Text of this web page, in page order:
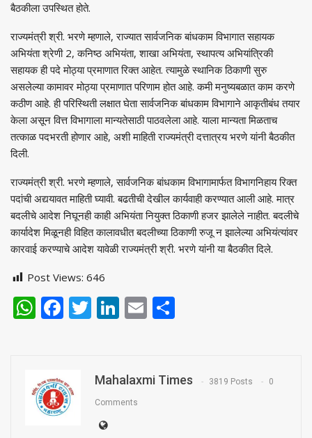
बैठकीला उपस्थित होते.
राज्यमंत्री श्री. भरणे म्हणाले, राज्यात सार्वजनिक बांधकाम विभागात सहायक
अभियंता श्रेणी 2, कनिष्ठ अभियंता, शाखा अभियंता, स्थापत्य अभियांत्रिकी
सहायक ही पदे मोठ्या प्रमाणात रिक्त आहेत. त्यामुळे स्थानिक ठिकाणी सुरु
असलेल्या कामावर मोठ्या प्रमाणात परिणाम होत आहे. कमी मनुष्यबळात काम करणे
कठीण आहे. ही परिस्थिती लक्षात घेता सार्वजनिक बांधकाम विभागाने आकृतीबंध तयार
केला असून वित्त विभागाला मान्यतेसाठी पाठवलेला आहे. याला मान्यता मिळताच
तत्काळ पदभरती होणार आहे, अशी माहिती राज्यमंत्री दत्तात्रय भरणे यांनी बैठकीत
दिली.
राज्यमंत्री श्री. भरणे म्हणाले, सार्वजनिक बांधकाम विभागामार्फत विभागनिहाय रिक्त
पदांची अद्ययावत माहिती घ्यावी. बढतीची देखील कार्यवाही करण्यात आली आहे. मात्र
बदलीचे आदेश निघूनही काही अभियंता नियुक्त ठिकाणी हजर झालेले नाहीत. बदलीचे
कार्यादेश मिळूनही विहित कालावधीत बदलीच्या ठिकाणी रुजू न झालेल्या अभियंत्यांवर
कारवाई करण्याचे आदेश यावेळी राज्यमंत्री श्री. भरणे यांनी या बैठकीत दिले.
Post Views: 646
WhatsApp
Facebook
Twitter
LinkedIn
Email
Mahalaxmi Times 3819 Posts 0
Comments